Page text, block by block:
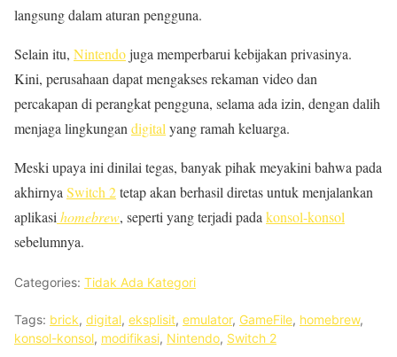
langsung dalam aturan pengguna.
Selain itu, Nintendojuga memperbarui kebijakan privasinya.
Kini, perusahaan dapat mengakses rekaman video dan
percakapan di perangkat pengguna, selama ada izin, dengan dalih
menjaga lingkungan digital yang ramah keluarga.
Meski upaya ini dinilai tegas, banyak pihak meyakini bahwa pada
akhirnya Switch 2tetap akan berhasil diretas untuk menjalankan
aplikasi homebrew, seperti yang terjadi pada konsol-konsol
sebelumnya.
Categories: Tidak Ada Kategori
Tags: brick, digital, eksplisit, emulator, GameFile, homebrew,
konsol-konsol, modifikasi, Nintendo, Switch 2